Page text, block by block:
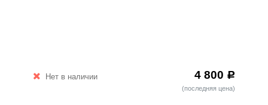
Нет в наличии 4 800 Р
(последняя цена)